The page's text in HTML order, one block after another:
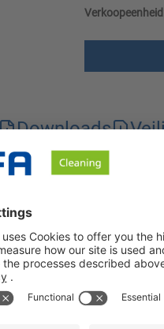
Downloads
vetvervuiling vanaf
in alle
blijft laag viskeus en